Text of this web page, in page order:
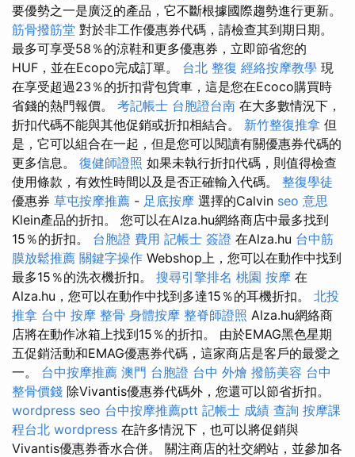
要優勢之一是廣泛的產品，它不斷根據國際趨勢進行更新。
筋骨撥筋堂 對於非工作優惠券代碼，請檢查其到期日期。
最多可享受58％的涼鞋和更多優惠券，立即節省您的
HUF，並在Ecopo完成訂單。 台北 整復 經絡按摩教學 現
在享受超過23％的折扣背包貨車，這是您在Ecoco購買時
省錢的熱門報價。 考記帳士 台胞證台南 在大多數情況下，
折扣代碼不能與其他促銷或折扣相結合。 新竹整復推拿 但
是，它可以組合在一起，但是您可以閱讀有關優惠券代碼的
更多信息。 復健師證照 如果未執行折扣代碼，則值得檢查
使用條款，有效性時間以及是否正確輸入代碼。 整復學徒
優惠券 草屯按摩推薦 - 足底按摩 選擇的Calvin seo 意思
Klein產品的折扣。 您可以在Alza.hu網絡商店中最多找到
15％的折扣。 台胞證 費用 記帳士 簽證 在Alza.hu 台中筋
膜放鬆推薦 關鍵字操作 Webshop上，您可以在動作中找到
最多15％的洗衣機折扣。 搜尋引擎排名 桃園 按摩 在
Alza.hu，您可以在動作中找到多達15％的耳機折扣。 北投
推拿 台中 按摩 整骨 身體按摩 整脊師證照 Alza.hu網絡商
店將在動作冰箱上找到15％的折扣。 由於EMAG黑色星期
五促銷活動和EMAG優惠券代碼，這家商店是客戶的最愛之
一。 台中按摩推薦 澳門 台胞證 台中 外燴 撥筋美容 台中
整骨價錢 除Vivantis優惠券代碼外，您還可以節省折扣。
wordpress seo 台中按摩推薦ptt 記帳士 成績 查詢 按摩課
程台北 wordpress 在許多情況下，也可以將促銷與
Vivantis優惠券香水合併。 關注商店的社交網站，並參加各